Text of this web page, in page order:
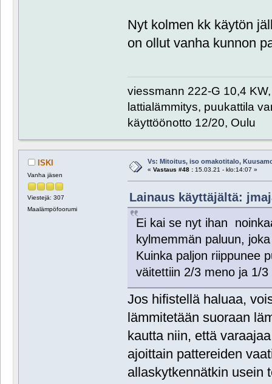
Nyt kolmen kk käytön
on ollut vanha kunnon
viessmann 222-G 10,4
lattialämmitys, puukattila
käyttöönotto 12/20, Oulu
ISKI
Vanha jäsen
Viestejä: 307
Maalämpöfoorumi
Vs: Mitoitus, iso omakotitalo,
« Vastaus #48 :15.03.21 - klo:14:07 »
Lainaus käyttäjältä:
Ei kai se nyt ihan
kylmemmän paluun,
Kuinka paljon riippunee
väitettiin 2/3 meno ja 1/3
Jos hifistellä haluaa,
lämmitetään suoraan
kautta niin, että
ajoittain pattereiden
allaskytkennätkin usein